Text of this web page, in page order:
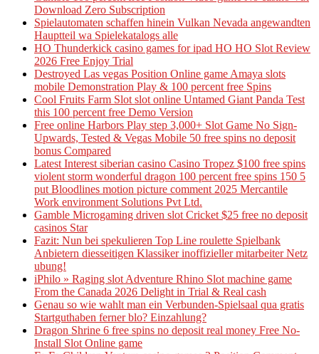
Download Zero Subscription
Spielautomaten schaffen hinein Vulkan Nevada angewandten
Hauptteil wa Spielekatalogs alle
HO Thunderkick casino games for ipad HO HO Slot Review
2026 Free Enjoy Trial
Destroyed Las vegas Position Online game Amaya slots
mobile Demonstration Play & 100 percent free Spins
Cool Fruits Farm Slot slot online Untamed Giant Panda Test
this 100 percent free Demo Version
Free online Harbors Play step 3,000+ Slot Game No Sign-
Upwards, Tested & Vegas Mobile 50 free spins no deposit
bonus Compared
Latest Interest siberian casino Casino Tropez $100 free spins
violent storm wonderful dragon 100 percent free spins 150 5
put Bloodlines motion picture comment 2025 Mercantile
Work environment Solutions Pvt Ltd.
Gamble Microgaming driven slot Cricket $25 free no deposit
casinos Star
Fazit: Nun bei spekulieren Top Line roulette Spielbank
Anbietern diesseitigen Klassiker inoffizieller mitarbeiter Netz
ubung!
iPhilo » Raging slot Adventure Rhino Slot machine game
From the Canada 2026 Delight in Trial & Real cash
Genau so wie wahlt man ein Verbunden-Spielsaal qua gratis
Startguthaben ferner blo? Einzahlung?
Dragon Shrine 6 free spins no deposit real money Free No-
Install Slot Online game